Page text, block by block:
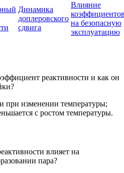
Динамика
доплеровского
сдвига
Влияние
на безопасную
эксплуатацию
реактивности и как он
при изменении температуры;
с ростом температуры.
влияет на
пара?